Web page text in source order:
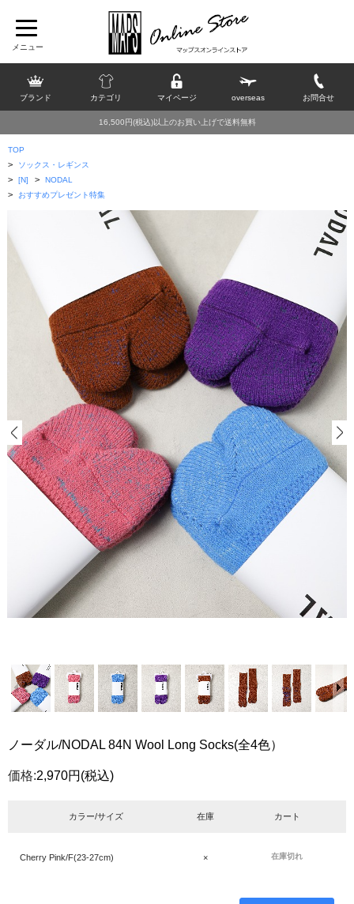
ブランド カテゴリ マイページ overseas お問合せ
16,500円(税込)以上のお買い上げで送料無料
TOP
> ソックス・レギンス
> [N] > NODAL
> おすすめプレゼント特集
ノーダル/NODAL 84N Wool Long Socks(全4色）
価格:2,970円 (税込)
カラー/サイズ 在庫 カート
Cherry Pink/F(23-27cm) × 在庫切れ